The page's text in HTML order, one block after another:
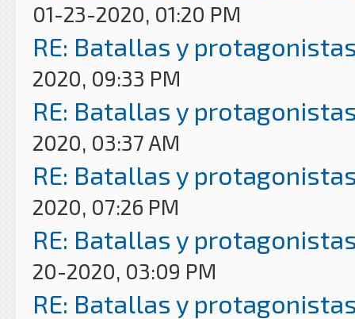
01-23-2020, 01:20 PM
RE: Batallas y
2020, 09:33 PM
RE: Batallas y
2020, 03:37 AM
RE: Batallas y
2020, 07:26 PM
RE: Batallas y
20-2020, 03:09 PM
RE: Batallas y